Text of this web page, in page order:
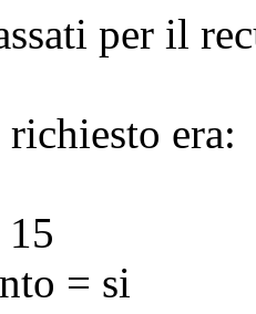
per il
era:
= si